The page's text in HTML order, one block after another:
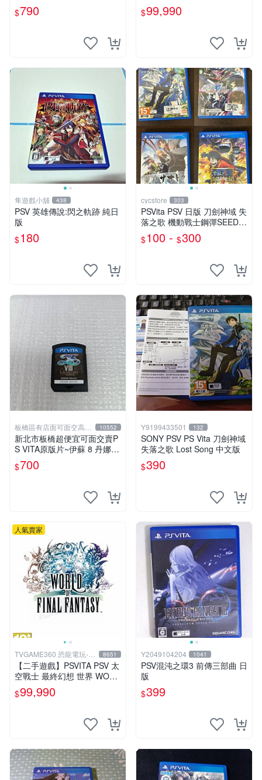
少女 VS Sega主機娘夢幻合
體特別版
$790
PIECE BURNING BLOOD 中
文版
$99,990
隼遊戲小舖 438
PSV 英雄傳說:閃之軌跡 純日
版
$180
cycstore 303
PSVita PSV 日版 刀劍神域 失
落之歌 機動戰士鋼彈SEED
東京幻都 海賊無雙3 經典熱
血動作 RPG
$100 - $300
板橋區有店面可面交高價
回收電玩
10552
新北市板橋超便宜可面交賣P
S VITA原版片~伊蘇 8 丹娜的
隕涕日 中文版~~實體店面可
面交
$700
Y9199433501 132
SONY PSV PS Vita 刀劍神域
失落之歌 Lost Song 中文版
$390
人氣賣家
TVGAME360 恐龍電玩-台
中店
8651
【二手遊戲】PSVITA PSV 太
空戰士 最終幻想 世界 WORL
D OF FINAL FANTASY FF
中文版
$99,990
Y2049104204 1041
PSV混沌之環3 前傳三部曲 日
版
$399